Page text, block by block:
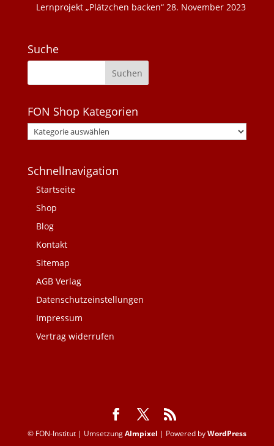
Lernprojekt „Plätzchen backen“ 28. November 2023
Suche
FON Shop Kategorien
Schnellnavigation
Startseite
Shop
Blog
Kontakt
Sitemap
AGB Verlag
Datenschutzeinstellungen
Impressum
Vertrag widerrufen
© FON-Institut | UmsetzungAlmpixel | Powered byWordPress